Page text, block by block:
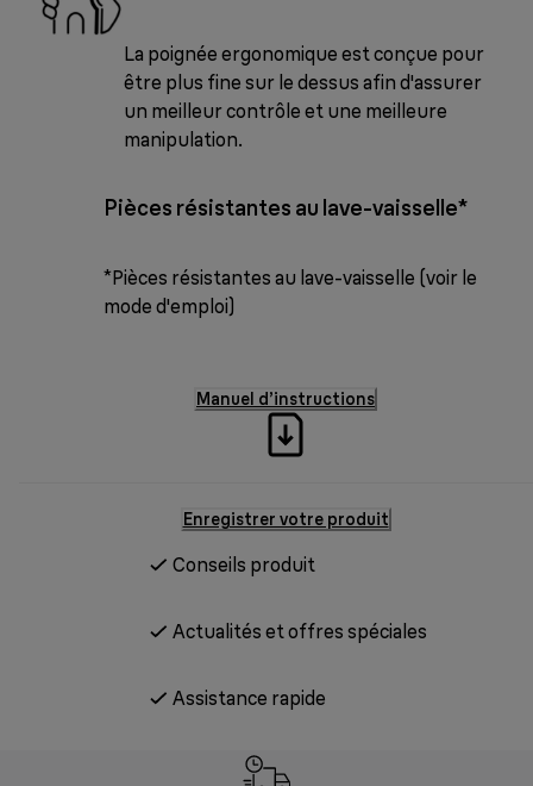
La poignée ergonomique est conçue pour
être plus fine sur le dessus afin d'assurer
un meilleur contrôle et une meilleure
manipulation.
Pièces résistantes au lave-vaisselle*
*Pièces résistantes au lave-vaisselle (voir le
mode d'emploi)
Manuel d’instructions
Enregistrer votre produit
Conseils produit
Actualités et offres spéciales
Assistance rapide